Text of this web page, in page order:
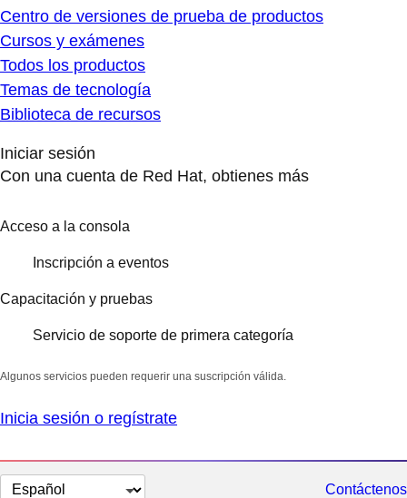
Centro de versiones de prueba de productos
Cursos y exámenes
Todos los productos
Temas de tecnología
Biblioteca de recursos
Iniciar sesión
Con una cuenta de Red Hat, obtienes más
Acceso a la consola
Inscripción a eventos
Capacitación y pruebas
Servicio de soporte de primera categoría
Algunos servicios pueden requerir una suscripción válida.
Inicia sesión o regístrate
Cambiar
Contáctenos